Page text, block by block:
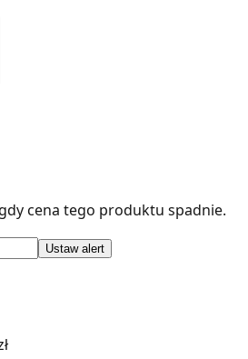
cena tego produktu spadnie.
Ustaw alert